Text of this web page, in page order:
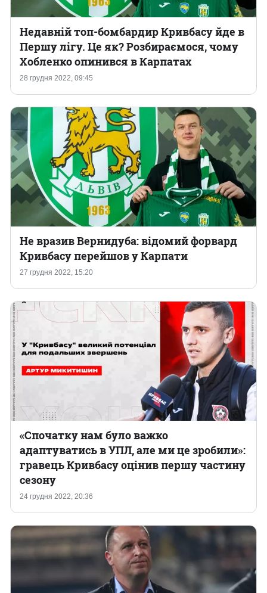
28 грудня 2022, 09:45
Недавній топ-бомбардир Кривбасу йде в
Першу лігу. Це як? Розбираємося, чому
Хобленко опинився в Карпатах
27 грудня 2022, 15:20
Не вразив Вернидуба: відомий форвард
Кривбасу перейшов у Карпати
24 грудня 2022, 20:36
«Спочатку нам було важко
адаптуватись в УПЛ, але ми це зробили»:
гравець Кривбасу оцінив першу частину
сезону